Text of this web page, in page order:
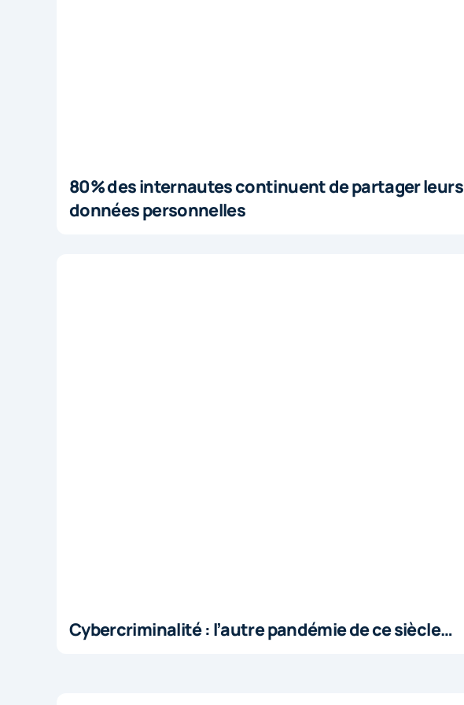
80% des internautes continuent de partager leurs
données personnelles
Cybercriminalité : l’autre pandémie de ce siècle…